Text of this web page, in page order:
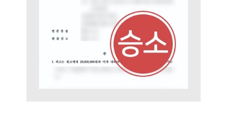
구성원 소개
이혼전문변호사
소식/자료